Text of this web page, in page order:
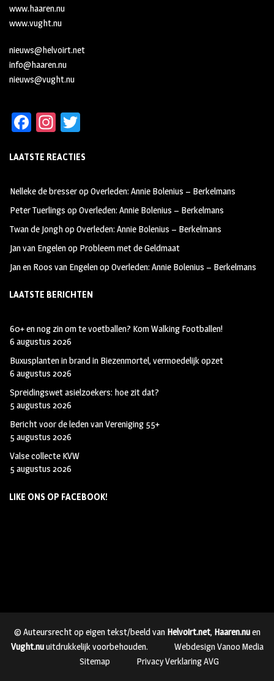
www.haaren.nu
www.vught.nu
nieuws@helvoirt.net
info@haaren.nu
nieuws@vught.nu
Fa
b
oo
k
In
ag
m
tt
LAATSTE REACTIES
Nelleke de bresseropOverleden: Annie Bolenius – Berkelmans
Peter Tuerlings opOverleden: Annie Bolenius – Berkelmans
Twan de JonghopOverleden: Annie Bolenius – Berkelmans
Jan van Engelenop Probleem met de Geldmaat
Jan en Roos van EngelenopOverleden: Annie Bolenius – Berkelmans
LAATSTE BERICHTEN
60+ en nog zin om te voetballen? Kom Walking Footballen!
6 augustus 2026
Buxusplanten in brand in Biezenmortel, vermoedelijk opzet
6 augustus 2026
Spreidingswet asielzoekers: hoe zit dat?
5 augustus 2026
Bericht voor de leden van Vereniging 55+
5 augustus 2026
Valse collecte KVW
5 augustus 2026
LIKE ONS OP FACEBOOK!
© Auteursrecht op eigen tekst/beeld van Helvoirt.net, Haaren.nuen
Vught.nuuitdrukkelijk voorbehouden.
Webdesign Vanoo Media
Sitemap
Privacy Verklaring AVG